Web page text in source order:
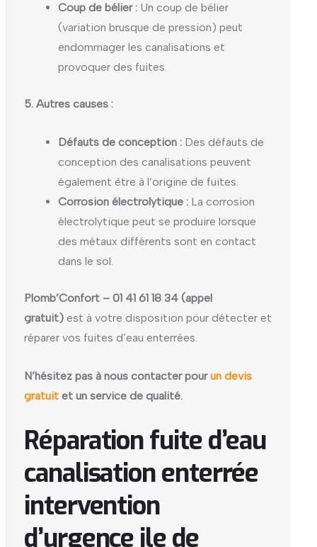
Coup de bélier : Un coup de bélier
(variation brusque de pression) peut
endommager les canalisations et
provoquer des fuites.
5. Autres causes :
Défauts de conception : Des défauts de
conception des canalisations peuvent
également être à l’origine de fuites.
Corrosion électrolytique : La corrosion
électrolytique peut se produire lorsque
des métaux différents sont en contact
dans le sol.
Plomb’Confort – 01 41 61 18 34 (appel
gratuit) est à votre disposition pour détecter et
réparer vos fuites d’eau enterrées.
N’hésitez pas à nous contacter pourun devis
gratuit et un service de qualité.
Réparation fuite d’eau
canalisation enterrée
intervention
d’urgence ile de